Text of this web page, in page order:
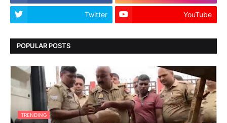
Twitter YouTube
POPULAR POSTS
TRENDING